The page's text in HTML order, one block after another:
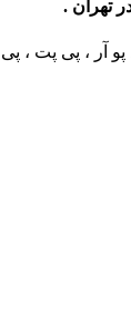
تهران .
، پی پت ، پی